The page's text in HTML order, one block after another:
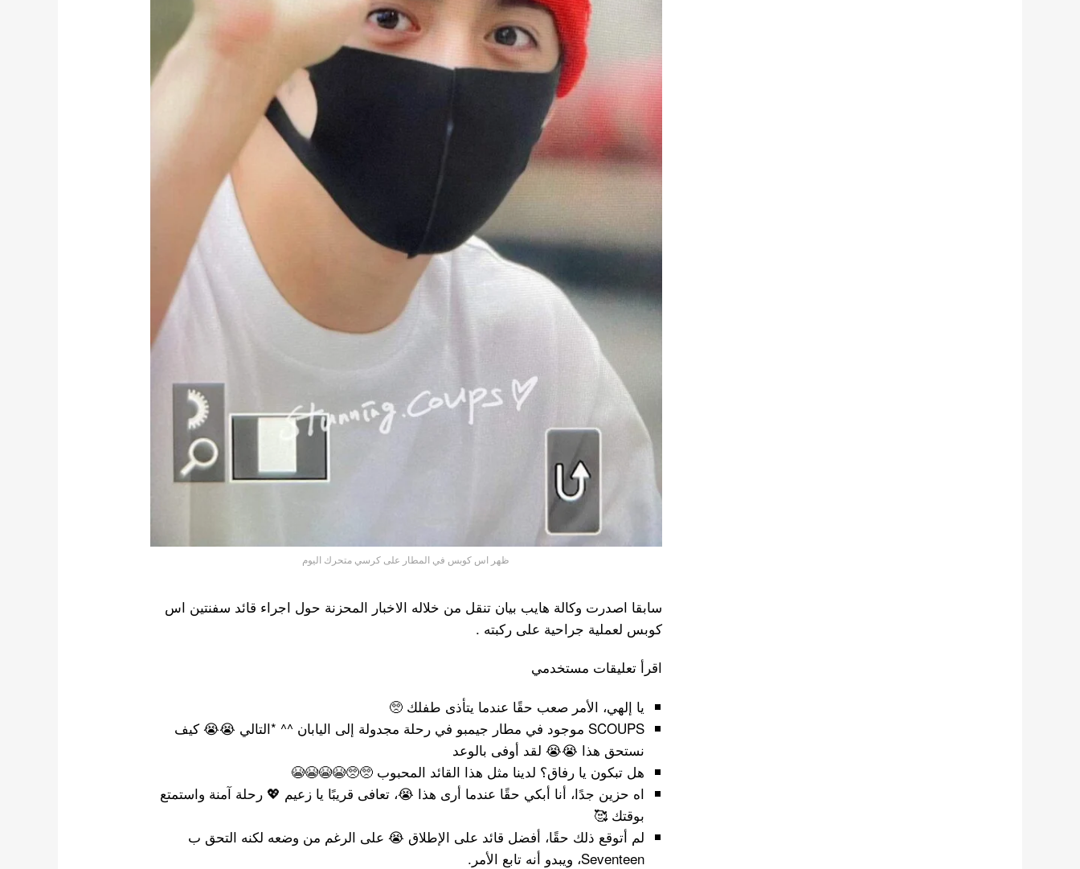
ظهر اس كوبس في المطار على كرسي متحرك اليوم
سابقا اصدرت وكالة هايب بيان تنقل من خلاله الاخبار المحزنة حول اجراء قائد سفنتين اس
كوبس لعملية جراحية على ركبته .
اقرأ تعليقات مستخدمي
يا إلهي، الأمر صعب حقًا عندما يتأذى طفلك 🥺
SCOUPS موجود في مطار جيمبو في رحلة مجدولة إلى اليابان ^^ *التالي 😭😭 كيف
نستحق هذا 😭😭 لقد أوفى بالوعد
هل تبكون يا رفاق؟ لدينا مثل هذا القائد المحبوب 🥺🥺😭😭😭😭
اه حزين جدًا، أنا أبكي حقًا عندما أرى هذا 😭، تعافى قريبًا يا زعيم 💖 رحلة آمنة واستمتع
بوقتك 🥰
لم أتوقع ذلك حقًا، أفضل قائد على الإطلاق 😭 على الرغم من وضعه لكنه التحق ب
Seventeen، ويبدو أنه تابع الأمر.